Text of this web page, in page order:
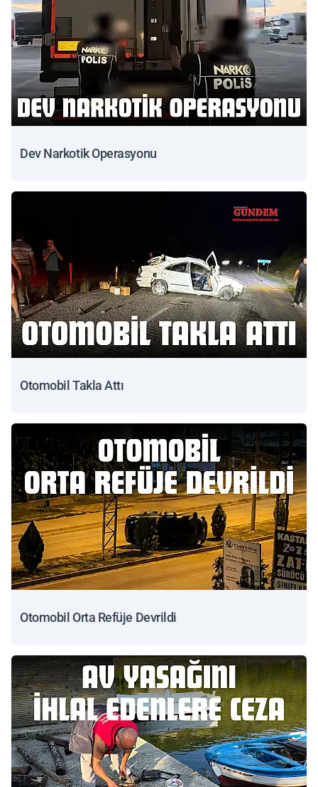
Dev Narkotik Operasyonu
Otomobil Takla Attı
Otomobil Orta Refüje Devrildi